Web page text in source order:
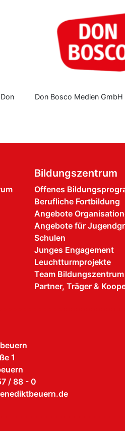
Don Bosco Medien GmbH
Bildungszentrum
Offenes
Berufliche Fortbildung
Angebote
Angebote für
Schulen
Junges Engagement
Leuchtturmprojekte
Team Bildungszentrum
Partner, Träger &
1
/ 88 - 0